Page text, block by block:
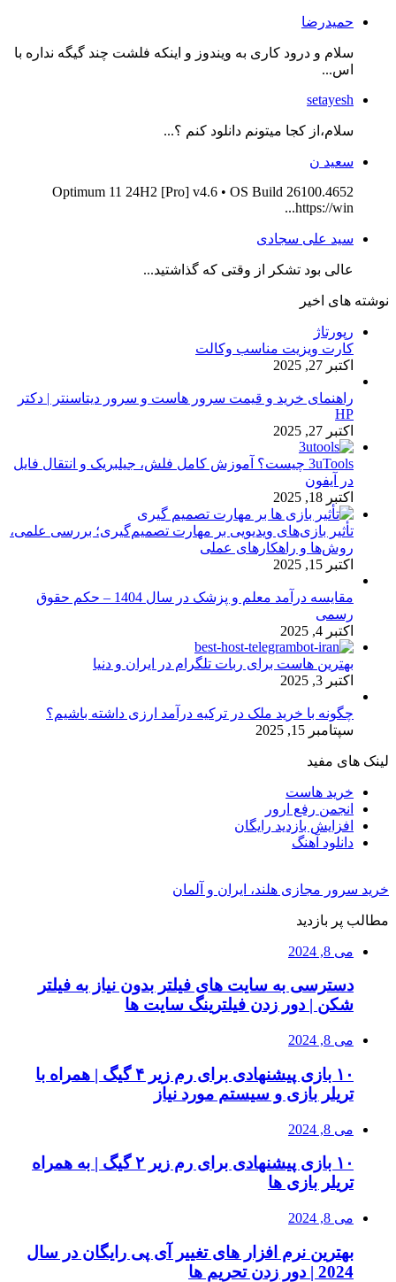
حمیدرضا
سلام و درود کاری به ویندوز و اینکه فلشت چند گیگه نداره با
اس...
setayesh
سلام،از کجا میتونم دانلود کنم ؟...
سعید ن
Optimum 11 24H2 [Pro] v4.6 • OS Build 26100.4652
https://win...
سید علی سجادی
عالی بود تشکر از وقتی که گذاشتید...
نوشته های اخیر
رپورتاژ
کارت ویزیت مناسب وکالت
اکتبر 27, 2025
راهنمای خرید و قیمت سرور هاست و سرور دیتاسنتر | دکتر
HP
اکتبر 27, 2025
3uTools چیست؟ آموزش کامل فلش، جیلبریک و انتقال فایل
در آیفون
اکتبر 18, 2025
تأثیر بازی‌های ویدیویی بر مهارت تصمیم‌گیری؛ بررسی علمی،
روش‌ها و راهکارهای عملی
اکتبر 15, 2025
مقایسه درآمد معلم و پزشک در سال 1404 – حکم حقوق
رسمی
اکتبر 4, 2025
بهترین هاست برای ربات تلگرام در ایران و دنیا
اکتبر 3, 2025
چگونه با خرید ملک در ترکیه درآمد ارزی داشته باشیم؟
سپتامبر 15, 2025
لینک های مفید
خرید هاست
انجمن رفع ارور
افزایش بازدید رایگان
دانلود آهنگ
خرید سرور مجازی هلند، ایران و آلمان
مطالب پر بازدید
می 8, 2024
دسترسی به سایت های فیلتر بدون نیاز به فیلتر
شکن | دور زدن فیلترینگ سایت ها
می 8, 2024
۱۰ بازی پیشنهادی برای رم زیر ۴ گیگ | همراه با
تریلر بازی و سیستم مورد نیاز
می 8, 2024
۱۰ بازی پیشنهادی برای رم زیر ۲ گیگ | به همراه
تریلر بازی ها
می 8, 2024
بهترین نرم افزار های تغییر آی پی رایگان در سال
2024 | دور زدن تحریم ها